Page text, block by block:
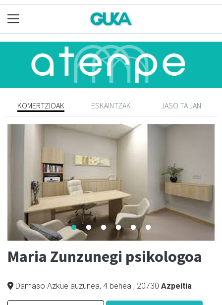
KOMERTZIOAK ESKAINTZAK JASO TA JAN
Maria Zunzunegi psikologoa
Damaso Azkue auzunea, 4 behea , 20730 Azpeitia